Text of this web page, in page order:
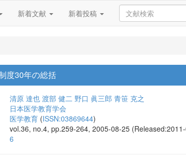
新着文献 新着投稿
度30年の総括
清原 達也 渡部 健二 野口 眞三郎 青笹 克之
日本医学教育学会
医学教育 (ISSN:03869644)
vol.36, no.4, pp.259-264, 2005-08-25
6